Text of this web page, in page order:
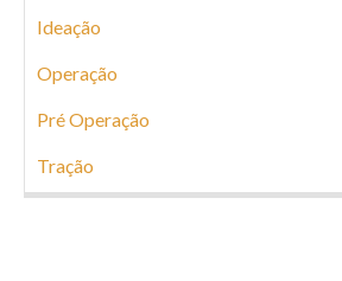
Ideação
Operação
Pré Operação
Tração